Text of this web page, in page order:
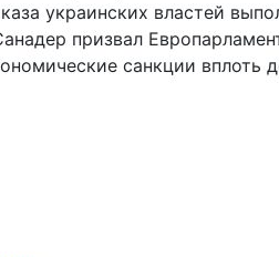
украинских властей
призвал
санкции вплоть